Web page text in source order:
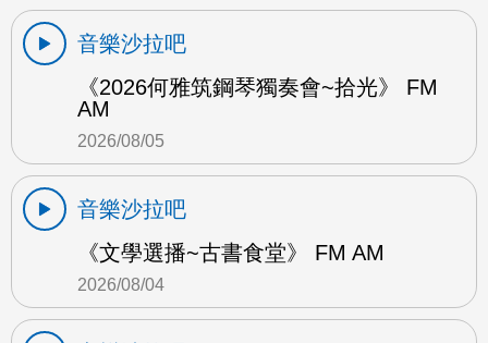
音樂沙拉吧
《2026何雅筑鋼琴獨奏會~拾光》 FM
AM
2026/08/05
音樂沙拉吧
《文學選播~古書食堂》 FM AM
2026/08/04